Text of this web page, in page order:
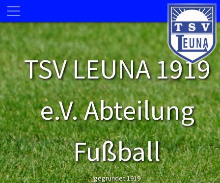
TSV LEUNA 1919
e.V. Abteilung
Fußball
gegründet 1919